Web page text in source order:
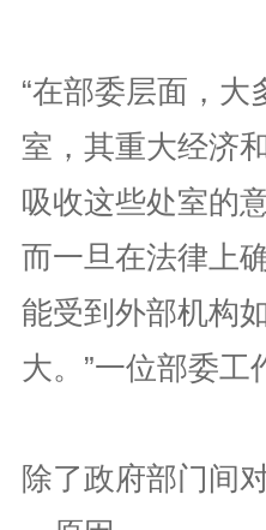
“在部委层面，
室，其重大经济
吸收这些处室的
而一旦在法律上
能受到外部机构
大。”一位部委工
除了政府部门间